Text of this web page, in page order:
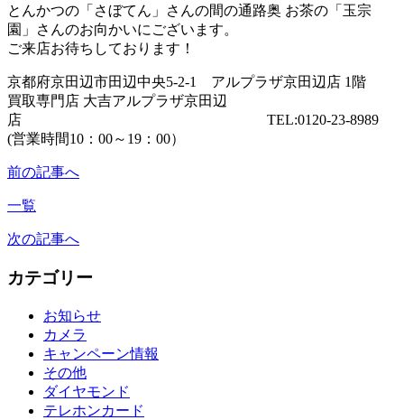
とんかつの「さぼてん」さんの間の通路奥 お茶の「玉宗
園」さんのお向かいにございます。
ご来店お待ちしております！
京都府京田辺市田辺中央5-2-1 アルプラザ京田辺店 1階
買取専門店 大吉アルプラザ京田辺
店 TEL:0120-23-8989
(営業時間10：00～19：00）
前の記事へ
一覧
次の記事へ
カテゴリー
お知らせ
カメラ
キャンペーン情報
その他
ダイヤモンド
テレホンカード